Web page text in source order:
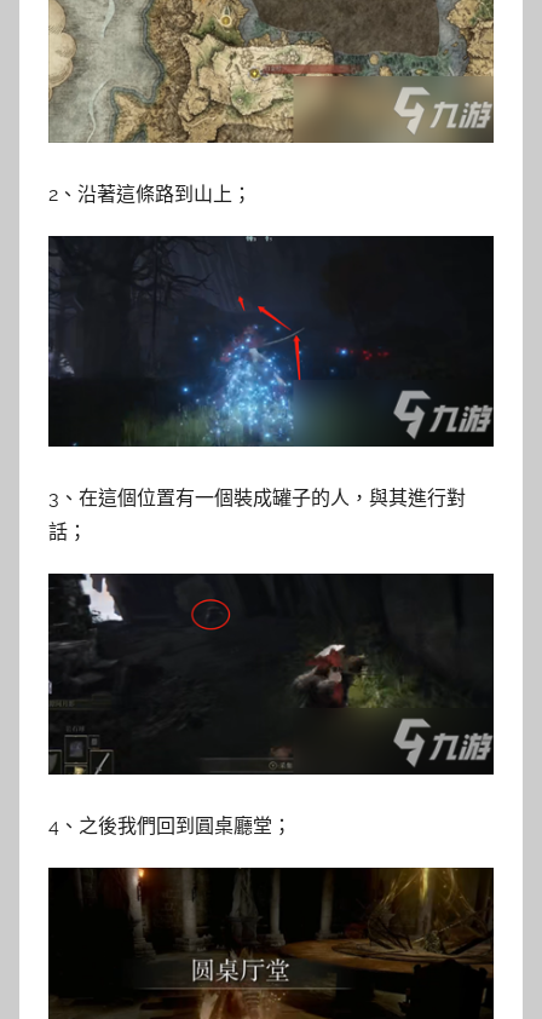
2、沿著這條路到山上；
3、在這個位置有一個裝成罐子的人，與其進行對
話；
4、之後我們回到圓桌廳堂；